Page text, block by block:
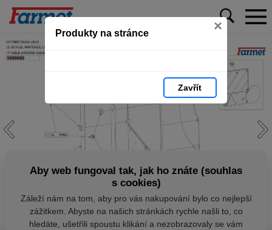
Produkty na stránce ×
Zavřít
Aby web fungoval tak, jak ho znáte (souhlas
s cookies)
Záleží nám na tom, aby pro vás nakupování bylo co nejlepší
zážitkem. Abyste na našich stránkách rychle našli to, co
hledáte, ušetřili spoustu klikání a nezobrazovaly se vám